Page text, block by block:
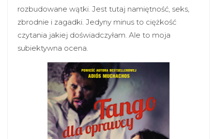
rozbudowane wątki. Jest tutaj namiętność, seks,
zbrodnie i zagadki. Jedyny minus to ciężkość
czytania jakiej doświadczyłam. Ale to moja
subiektywna ocena.